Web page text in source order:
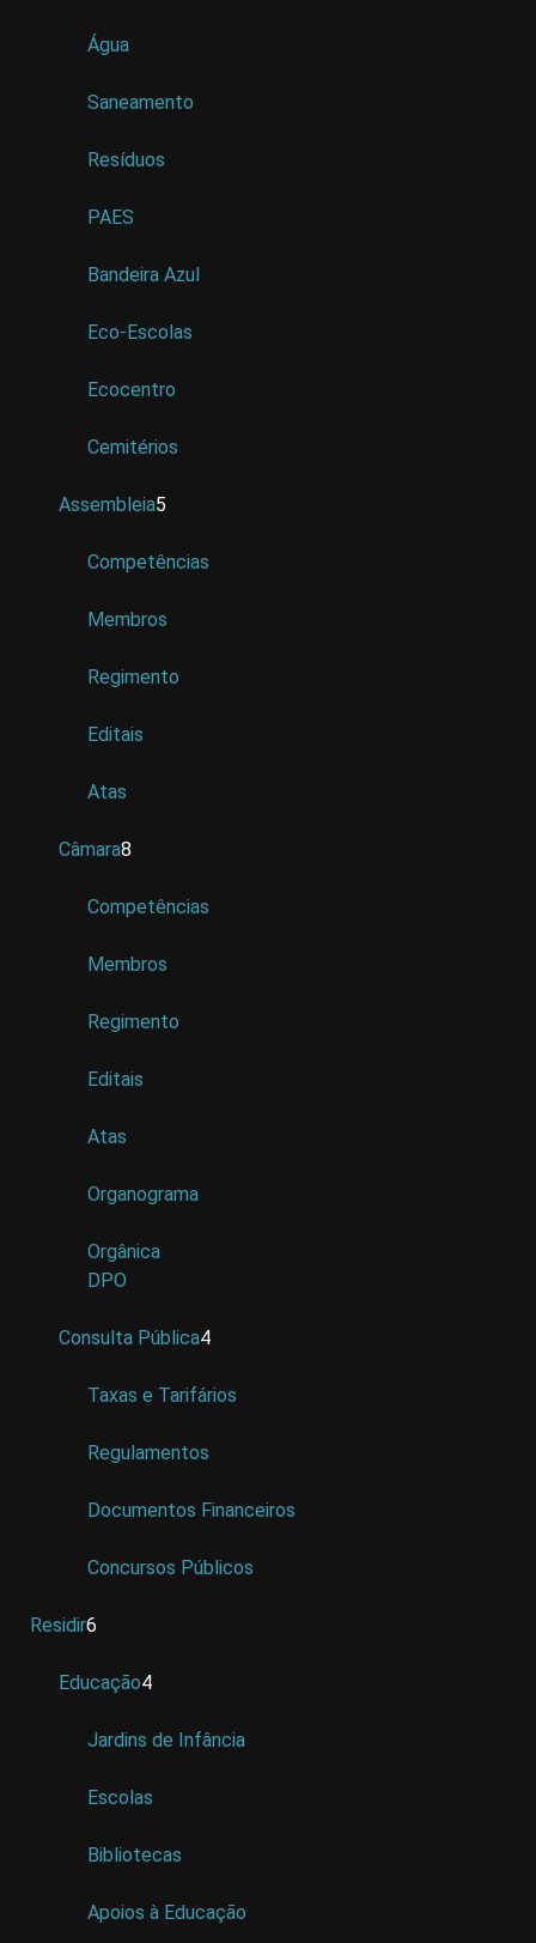
Água
Saneamento
Resíduos
PAES
Bandeira Azul
Eco-Escolas
Ecocentro
Cemitérios
Assembleia5
Competências
Membros
Regimento
Editais
Atas
Câmara8
Competências
Membros
Regimento
Editais
Atas
Organograma
Orgânica
DPO
Consulta Pública4
Taxas e Tarifários
Regulamentos
Documentos Financeiros
Concursos Públicos
Residir6
Educação4
Jardins de Infância
Escolas
Bibliotecas
Apoios à Educação